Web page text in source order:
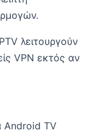
λειτουργούν
VPN εκτός αν
Android TV